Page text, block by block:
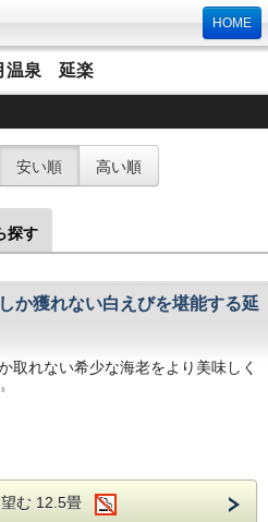
HOME
温泉 延楽
安い順 高い順
探す
か獲れない白えびを堪能する延
取れない希少な海老をより美味しく
「白えび」を、富山湾の旬魚たっぷ
食す～
しか獲れない体長わずか7cm前後の
。手間暇をかけて取りだした小さな
望む 12.5畳